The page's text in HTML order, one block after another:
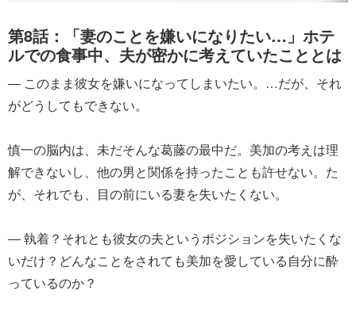
第8話：「妻のことを嫌いになりたい…」ホテ
ルでの食事中、夫が密かに考えていたこととは
― このまま彼女を嫌いになってしまいたい。…だが、それ
がどうしてもできない。
慎一の脳内は、未だそんな葛藤の最中だ。美加の考えは理
解できないし、他の男と関係を持ったことも許せない。た
が、それでも、目の前にいる妻を失いたくない。
― 執着？それとも彼女の夫というポジションを失いたくな
いだけ？どんなことをされても美加を愛している自分に酔
っているのか？